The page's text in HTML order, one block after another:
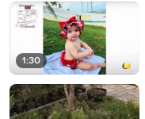
1:30